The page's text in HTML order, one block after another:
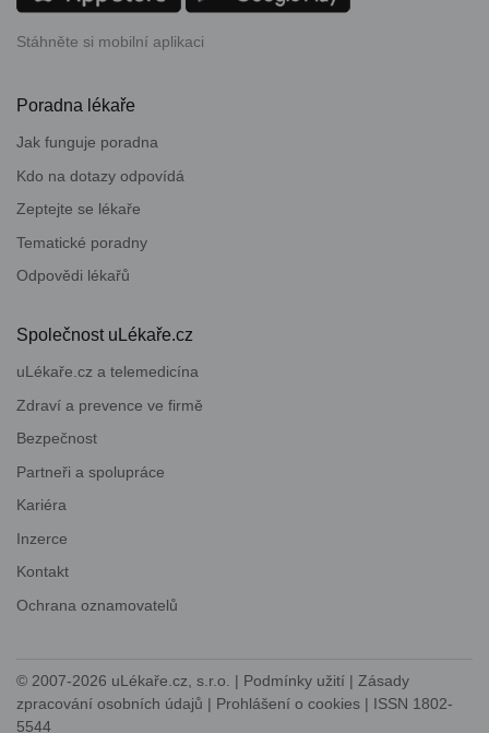
Stáhněte si mobilní aplikaci
Poradna lékaře
Jak funguje poradna
Kdo na dotazy odpovídá
Zeptejte se lékaře
Tematické poradny
Odpovědi lékařů
Společnost uLékaře.cz
uLékaře.cz a telemedicína
Zdraví a prevence ve firmě
Bezpečnost
Partneři a spolupráce
Kariéra
Inzerce
Kontakt
Ochrana oznamovatelů
© 2007-2026 uLékaře.cz, s.r.o. | Podmínky užití | Zásady
zpracování osobních údajů | Prohlášení o cookies | ISSN 1802-
5544